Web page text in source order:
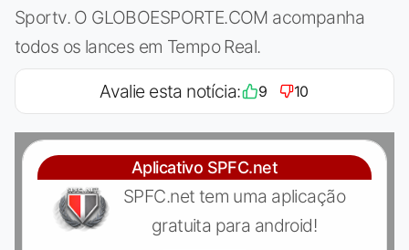
Sportv. O GLOBOESPORTE.COM acompanha
todos os lances em Tempo Real.
Avalie esta notícia: 9 10
Aplicativo SPFC.net
SPFC.net tem uma aplicação
gratuita para android!